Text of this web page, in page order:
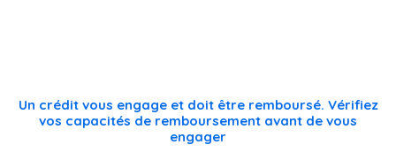
Un crédit vous engage et doit être remboursé. Vérifiez
vos capacités de remboursement avant de vous
engager